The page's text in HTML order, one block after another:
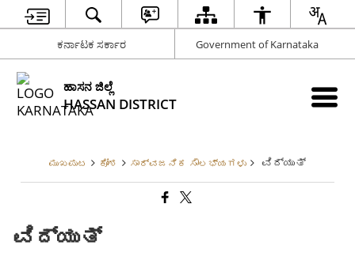
ಕರ್ನಾಟಕ ಸರ್ಕಾರ Government of Karnataka
ಹಾಸನ ಜಿಲ್ಲೆ
HASSAN DISTRICT
ಮುಖಪುಟ ಕೋಶ ಸಾರ್ವಜನಿಕ ಸೌಲಭ್ಯಗಳು ವಿದ್ಯುತ್
ವಿದ್ಯುತ್